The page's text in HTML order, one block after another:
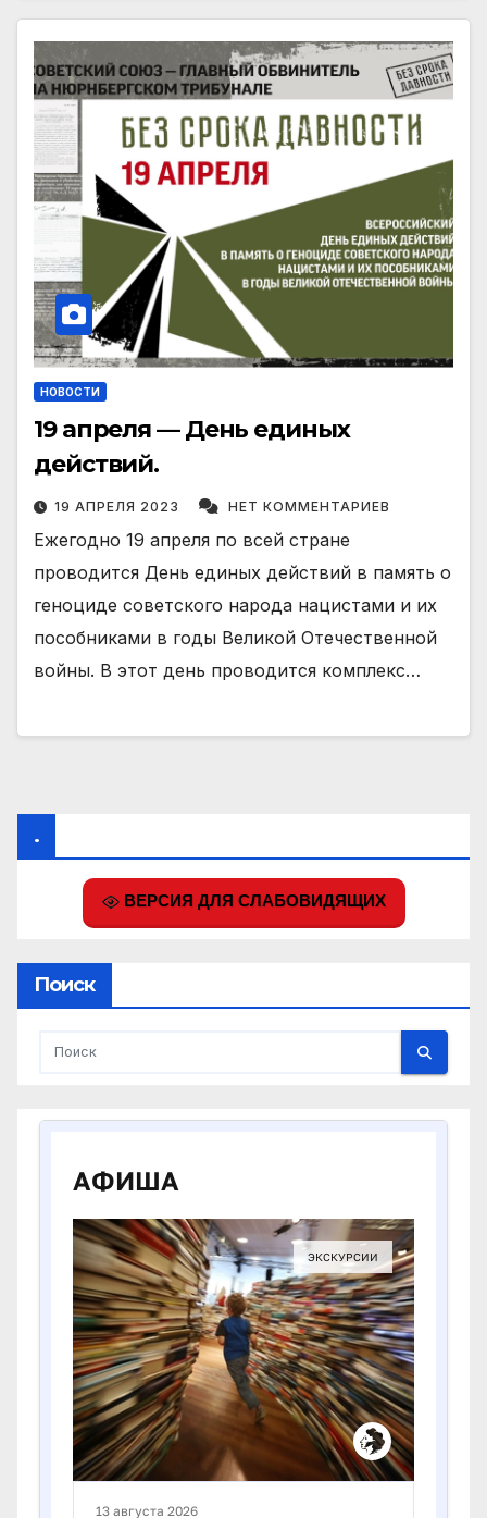
НОВОСТИ
19 апреля — День единых
действий.
19 АПРЕЛЯ 2023 НЕТ КОММЕНТАРИЕВ
Ежегодно 19 апреля по всей стране
проводится День единых действий в память о
геноциде советского народа нацистами и их
пособниками в годы Великой Отечественной
войны. В этот день проводится комплекс…
.
ВЕРСИЯ ДЛЯ СЛАБОВИДЯЩИХ
Поиск